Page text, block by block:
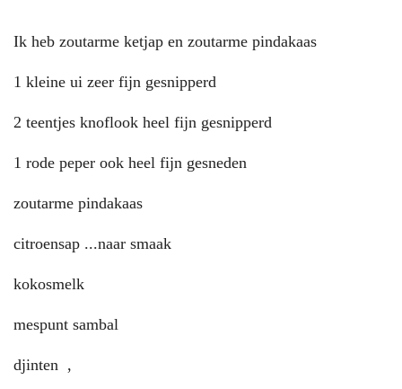
Ik heb zoutarme ketjap en zoutarme pindakaas
1 kleine ui zeer fijn gesnipperd
2 teentjes knoflook heel fijn gesnipperd
1 rode peper ook heel fijn gesneden
zoutarme pindakaas
citroensap ...naar smaak
kokosmelk
mespunt sambal
djinten ,